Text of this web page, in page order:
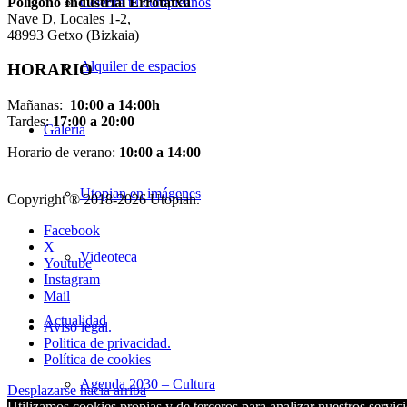
Alquiler de espacios
Galería
Utopian en imágenes
Videoteca
Actualidad
Agenda 2030 – Cultura
Nave D, Locales 1-2,
48993 Getxo (Bizkaia)
HORARIO
Mañanas: 10:00 a 14:00h
Tardes:17:00 a 20:00
Horario de verano: 10:00 a 14:00
Copyright ® 2018-2026 Utopian.
Facebook
X
Youtube
Instagram
Mail
Aviso legal.
Politica de privacidad.
Política de cookies
Desplazarse hacia arriba